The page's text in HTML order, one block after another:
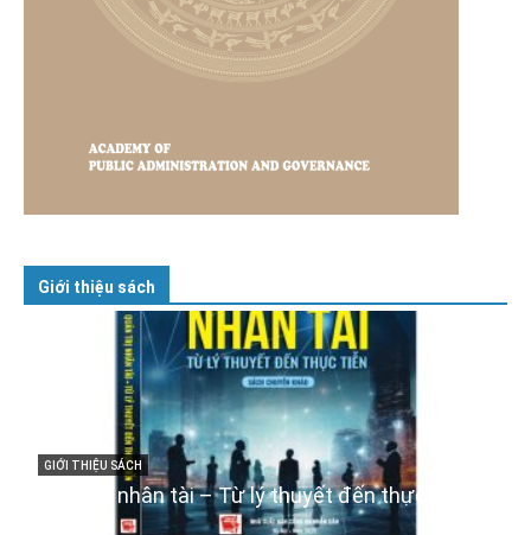
Giới thiệu sách
GIỚI THIỆU SÁCH
Cuốn sách “Tuyệt đối trung thành với Tổ quốc,
với Đảng, Nhà nước và Nhân dân – Sáng ngời
tư cách người Công an cách mạng”